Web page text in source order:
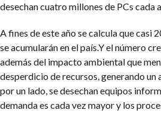
desechan cuatro millones de PCs cada
A fines de este año se calcula que casi
se acumularán en el país.Y el número
además del impacto ambiental que
desperdicio de recursos, generando
por un lado, se desechan equipos
demanda es cada vez mayor y los